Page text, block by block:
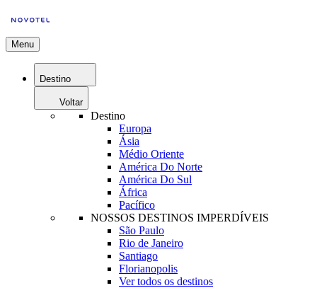
Menu
Destino
Voltar
Destino
Europa
Ásia
Médio Oriente
América Do Norte
América Do Sul
África
Pacífico
NOSSOS DESTINOS IMPERDÍVEIS
São Paulo
Rio de Janeiro
Santiago
Florianopolis
Ver todos os destinos